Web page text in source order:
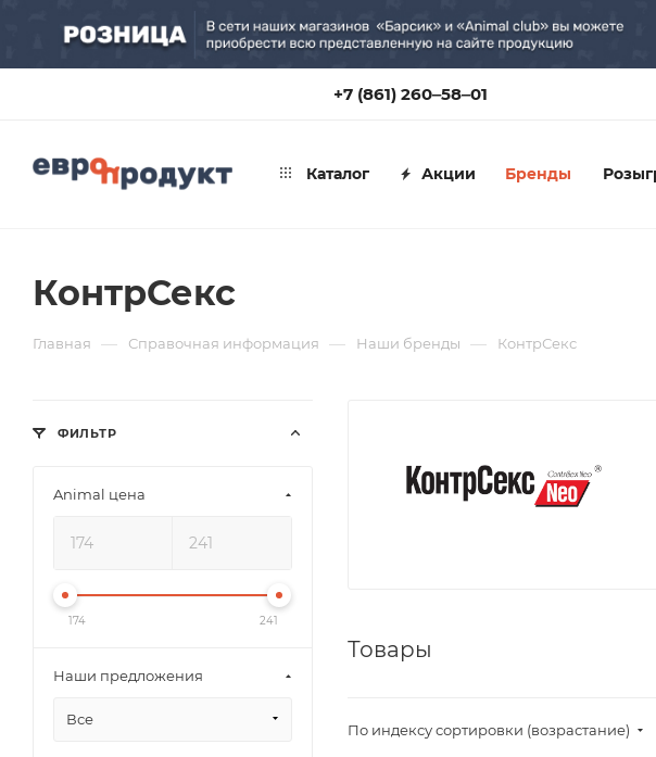
+7 (861) 260‒58‒01
Каталог Акции Бренды
КонтрСекс
Главная — Справочная информация — Наши бренды — КонтрСекс
Товары
По индексу сортировки (возрастание)
ФИЛЬТР
Animal цена
174 241
Наши предложения
Все